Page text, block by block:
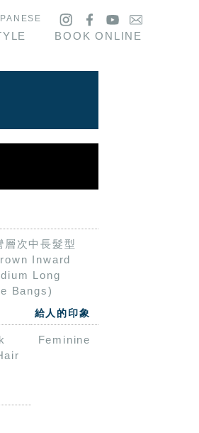
BOOK ONLINE
層次中長髮型
Inward
Long
Bangs)
給人的印象
Feminine